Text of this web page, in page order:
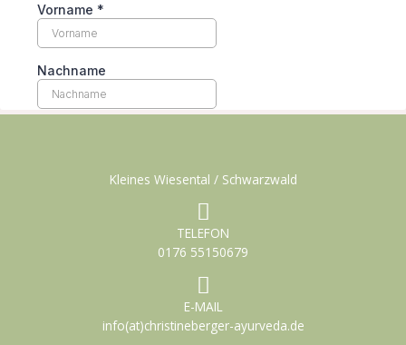
Kleines Wiesental / Schwarzwald
TELEFON
0176 55150679
E-MAIL
info(at)christineberger-ayurveda.de